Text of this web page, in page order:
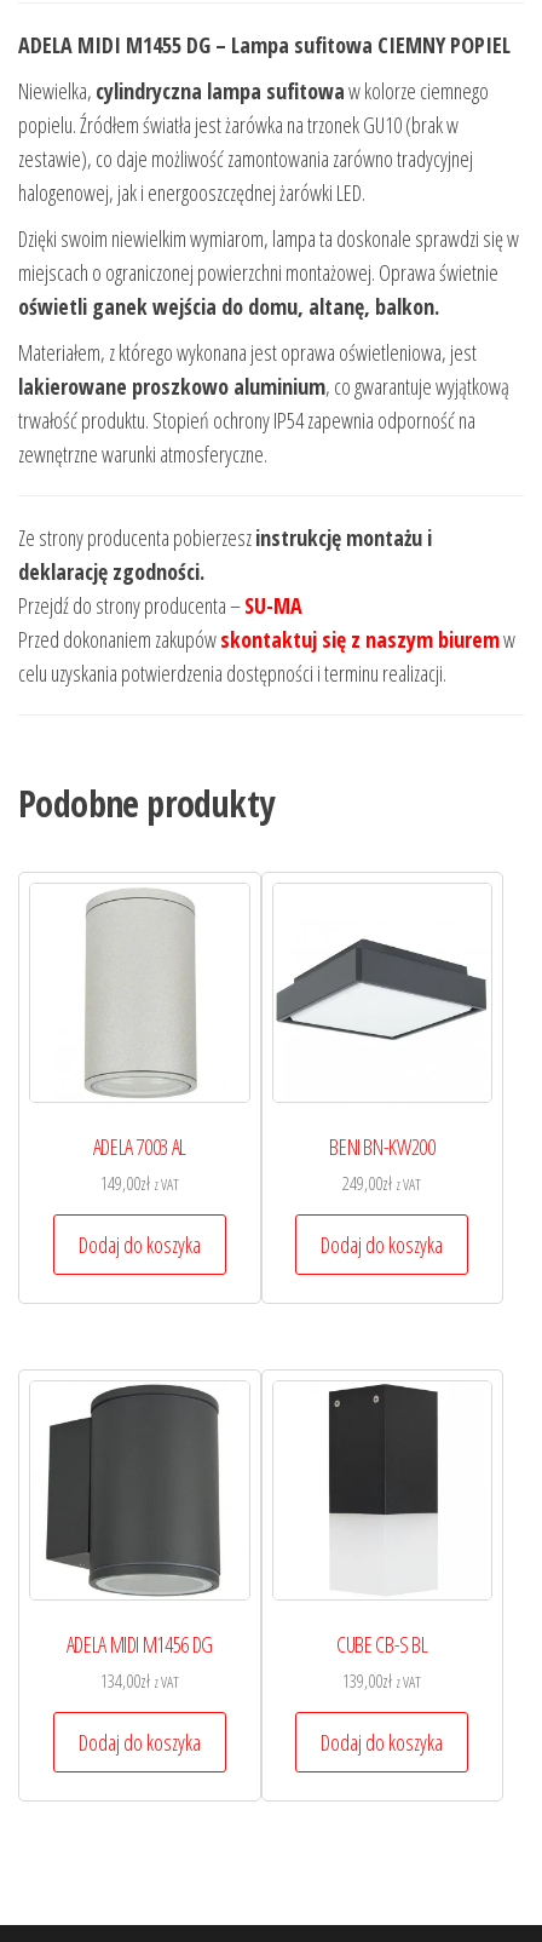
ADELA MIDI M1455 DG – Lampa sufitowa CIEMNY POPIEL
Niewielka, cylindryczna lampa sufitowaw kolorze ciemnego
popielu. Źródłem światła jest żarówka na trzonek GU10 (brak w
zestawie), co daje możliwość zamontowania zarówno tradycyjnej
halogenowej, jak i energooszczędnej żarówki LED.
Dzięki swoim niewielkim wymiarom, lampa ta doskonale sprawdzi się w
miejscach o ograniczonej powierzchni montażowej. Oprawa świetnie
oświetli ganek wejścia do domu, altanę, balkon.
Materiałem, z którego wykonana jest oprawa oświetleniowa, jest
lakierowane proszkowo aluminium, co gwarantuje wyjątkową
trwałość produktu. Stopień ochrony IP54 zapewnia odporność na
zewnętrzne warunki atmosferyczne.
Ze strony producenta pobierzeszinstrukcję montażu i
deklarację zgodności.
Przejdź do strony producenta –SU-MA
Przed dokonaniem zakupówskontaktuj się z naszym biuremw
celu uzyskania potwierdzenia dostępności i terminu realizacji.
Podobne produkty
ADELA 7003 AL
149,00zł z VAT
Dodaj do koszyka
BENI BN-KW200
249,00zł z VAT
Dodaj do koszyka
ADELA MIDI M1456 DG
134,00zł z VAT
Dodaj do koszyka
CUBE CB-S BL
139,00zł z VAT
Dodaj do koszyka